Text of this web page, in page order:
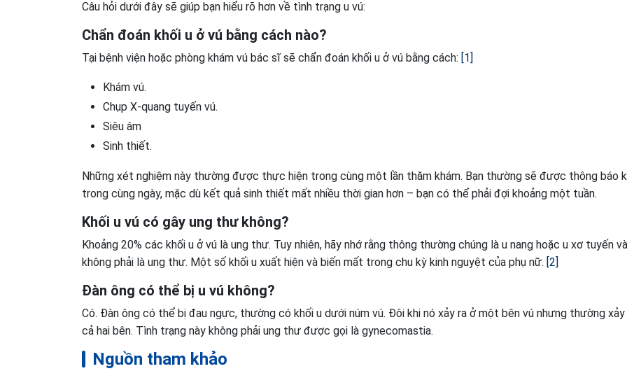
Câu hỏi dưới đây sẽ giúp bạn hiểu rõ hơn về tình trạng u vú:
Chẩn đoán khối u ở vú bằng cách nào?
Tại bệnh viện hoặc phòng khám vú bác sĩ sẽ chẩn đoán khối u ở vú bằng cách: 1
Khám vú.
Chụp X-quang tuyến vú.
Siêu âm
Sinh thiết.
Những xét nghiệm này thường được thực hiện trong cùng một lần thăm khám. Bạn thường sẽ được thông báo
trong cùng ngày, mặc dù kết quả sinh thiết mất nhiều thời gian hơn – bạn có thể phải đợi khoảng một tuần.
Khối u vú có gây ung thư không?
Khoảng 20% ​​các khối u ở vú là ung thư. Tuy nhiên, hãy nhớ rằng thông thường chúng là u nang hoặc u xơ tuyến và
không phải là ung thư. Một số khối u xuất hiện và biến mất trong chu kỳ kinh nguyệt của phụ nữ. 2
Đàn ông có thể bị u vú không?
Có. Đàn ông có thể bị đau ngực, thường có khối u dưới núm vú. Đôi khi nó xảy ra ở một bên vú nhưng thường xảy
cả hai bên. Tình trạng này không phải ung thư được gọi là gynecomastia.
Nguồn tham khảo